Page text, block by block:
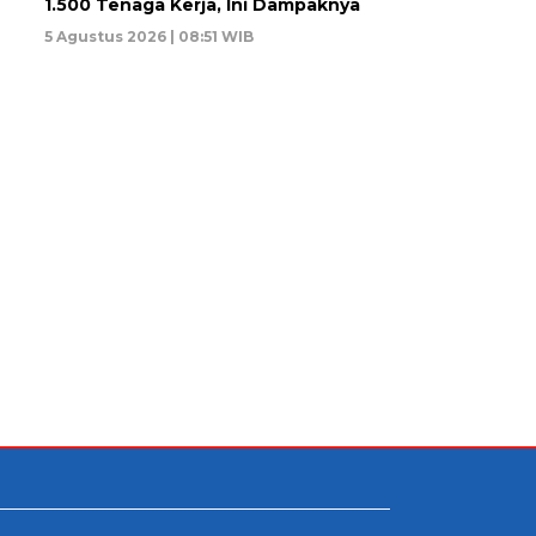
1.500 Tenaga Kerja, Ini Dampaknya
5 Agustus 2026 | 08:51 WIB